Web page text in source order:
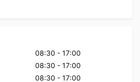
08:30 - 17:00
08:30 - 17:00
08:30 - 17:00